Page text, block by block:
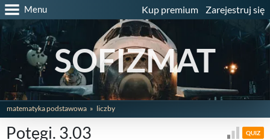
Menu Kup premium Zarejestruj się
SOFIZMAT
matematyka podstawowa liczby
Potęgi. 3.03 QUIZ